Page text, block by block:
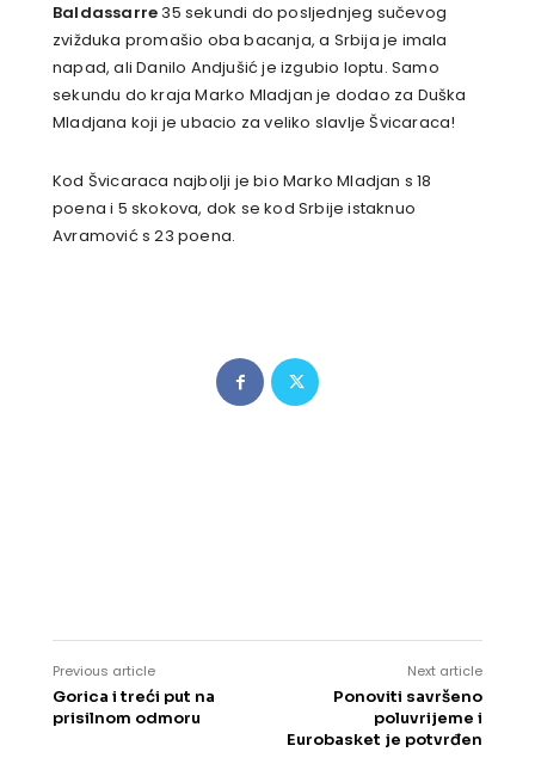
Baldassarre35 sekundi do posljednjeg sučevog
zvižduka promašio oba bacanja, a Srbija je imala
napad, ali Danilo Andjušić je izgubio loptu. Samo
sekundu do kraja Marko Mladjan je dodao za Duška
Mladjana koji je ubacio za veliko slavlje Švicaraca!
Kod Švicaraca najbolji je bio Marko Mladjan s 18
poena i 5 skokova, dok se kod Srbije istaknuo
Avramović s 23 poena.
Previous article
Gorica i treći put na
prisilnom odmoru
Next article
Ponoviti savršeno
poluvrijeme i
Eurobasket je potvrđen